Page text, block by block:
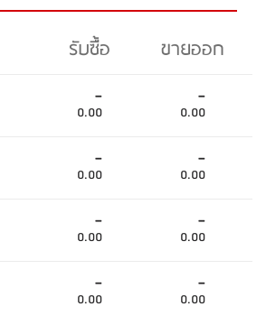
รับซื้อ
ขายออก
-
0.00
-
0.00
-
0.00
-
0.00
-
0.00
-
0.00
-
0.00
-
0.00